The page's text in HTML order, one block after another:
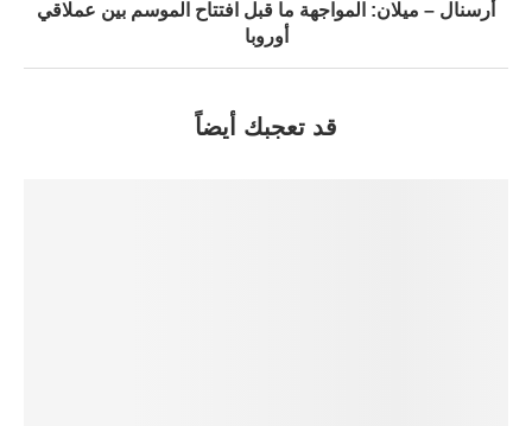
أرسنال – ميلان: المواجهة ما قبل افتتاح الموسم بين عملاقي
أوروبا
قد تعجبك أيضاً